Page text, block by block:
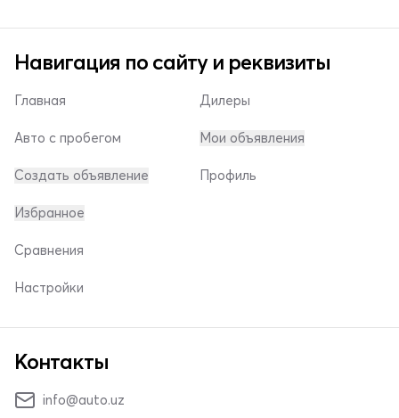
Навигация по сайту и реквизиты
Главная
Авто с пробегом
Создать объявление
Дилеры
Мои объявления
Профиль
Избранное
Сравнения
Настройки
Контакты
info@auto.uz